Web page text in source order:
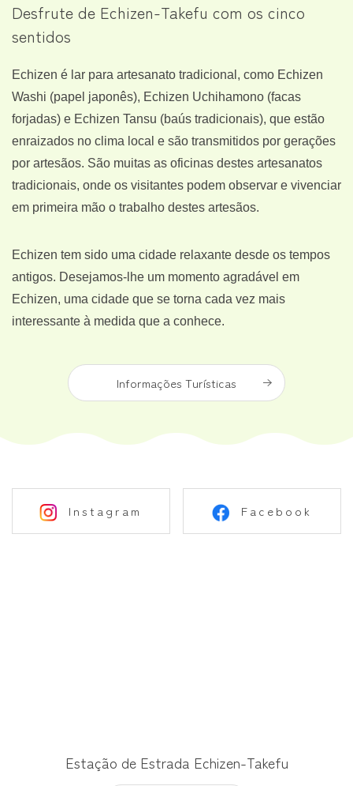
Desfrute de Echizen-Takefu com os cinco
sentidos
Echizen é lar para artesanato tradicional, como Echizen
Washi (papel japonês), Echizen Uchihamono (facas
forjadas) e Echizen Tansu (baús tradicionais), que estão
enraizados no clima local e são transmitidos por gerações
por artesãos. São muitas as oficinas destes artesanatos
tradicionais, onde os visitantes podem observar e vivenciar
em primeira mão o trabalho destes artesãos.
Echizen tem sido uma cidade relaxante desde os tempos
antigos. Desejamos-lhe um momento agradável em
Echizen, uma cidade que se torna cada vez mais
interessante à medida que a conhece.
Informações Turísticas
Instagram Facebook
Estação de Estrada Echizen-Takefu